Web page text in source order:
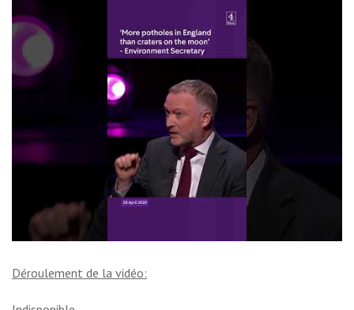
Déroulement de la vidéo: